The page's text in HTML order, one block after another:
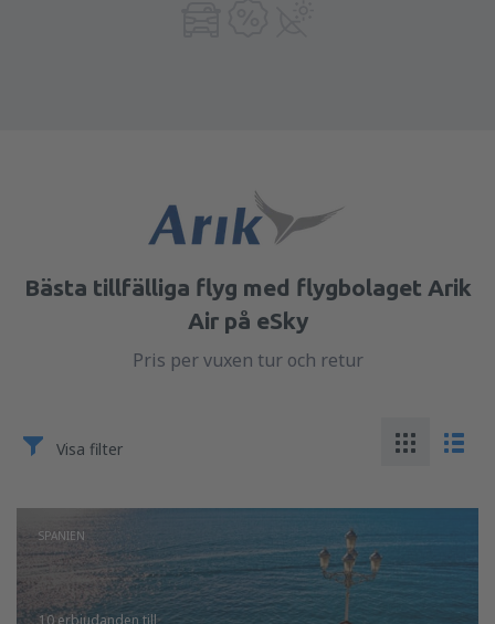
Bästa tillfälliga flyg med flygbolaget Arik
Air på eSky
Pris per vuxen tur och retur
Visa filter
SPANIEN
10 erbjudanden till